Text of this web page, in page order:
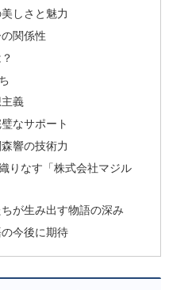
しさと魅力
関係性
義
なサポート
響の技術力
りなす「株式会社マジル
が生み出す物語の深み
今後に期待